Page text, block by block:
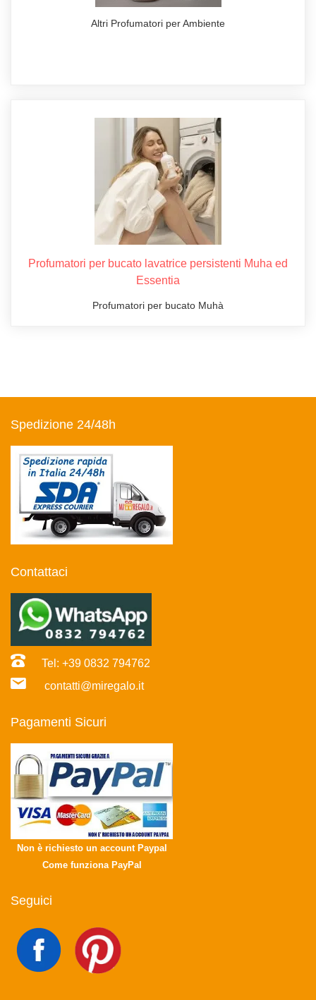
Altri Profumatori per Ambiente
Profumatori per bucato lavatrice persistenti Muha ed
Essentia
Profumatori per bucato Muhà
Spedizione 24/48h
Contattaci
Tel: +39 0832 794762
contatti@miregalo.it
Pagamenti Sicuri
Non è richiesto un account Paypal
Come funziona PayPal
Seguici